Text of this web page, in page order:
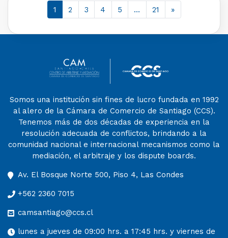
1 2 3 4 5 … 21 »
Somos una institución sin fines de lucro fundada en 1992
al alero de la Cámara de Comercio de Santiago (CCS).
Tenemos más de dos décadas de experiencia en la
resolución adecuada de conflictos, brindando a la
comunidad nacional e internacional mecanismos como la
mediación, el arbitraje y los dispute boards.
Av. El Bosque Norte 500, Piso 4, Las Condes
+562 2360 7015
camsantiago@ccs.cl
lunes a jueves de 09:00 hrs. a 17:45 hrs. y viernes de